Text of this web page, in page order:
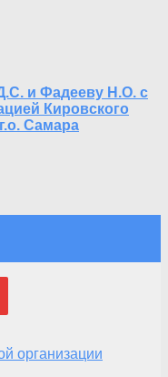
и Фадееву Н.О. с
Кировского
Самара
организации